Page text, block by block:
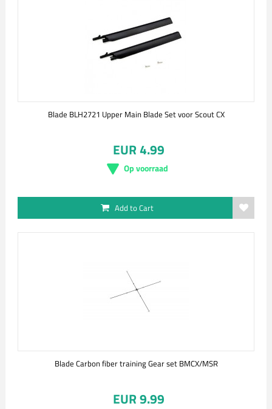
Blade BLH2721 Upper Main Blade Set voor Scout CX
EUR 4.99
Op voorraad
Add to Cart
Blade Carbon fiber training Gear set BMCX/MSR
EUR 9.99